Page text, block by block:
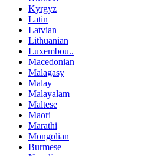
Kyrgyz
Latin
Latvian
Lithuanian
Luxembou..
Macedonian
Malagasy
Malay
Malayalam
Maltese
Maori
Marathi
Mongolian
Burmese